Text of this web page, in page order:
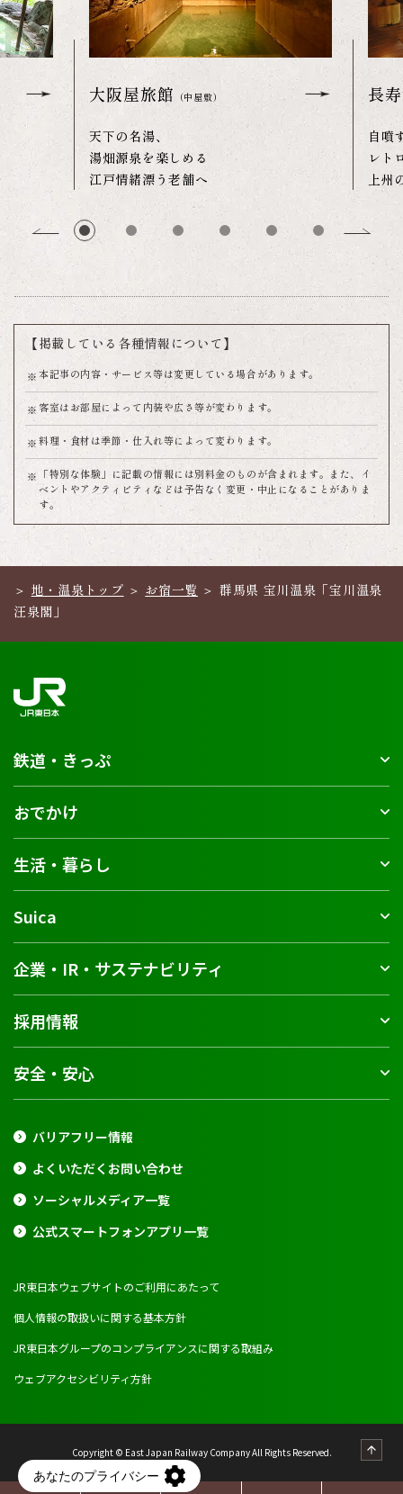
大阪屋旅館 （中屋敷）
天下の名湯、
湯畑源泉を楽しめる
江戸情緒漂う老舗へ
長
自噴
レト
上州
【掲載している各種情報について】
本記事の内容・サービス等は変更している場合があります。
客室はお部屋によって内装や広さ等が変わります。
料理・食材は季節・仕入れ等によって変わります。
「特別な体験」に記載の情報には別料金のものが含まれます。また、イ
ベントやアクティビティなどは予告なく変更・中止になることがありま
す。
地・温泉トップ お宿一覧
群馬県 宝川温泉「宝川温泉
汪泉閣」
鉄道・きっぷ
おでかけ
生活・暮らし
Suica
企業・IR・サステナビリティ
採用情報
安全・安心
バリアフリー情報
よくいただくお問い合わせ
ソーシャルメディア一覧
公式スマートフォンアプリ一覧
JR東日本ウェブサイトのご利用にあたって
個人情報の取扱いに関する基本方針
JR東日本グループのコンプライアンスに関する取組み
ウェブアクセシビリティ方針
Copyright © East Japan Railway Company All Rights Reserved.